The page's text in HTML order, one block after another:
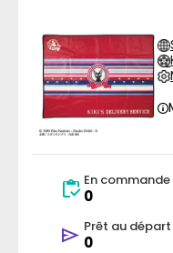
En commande
0
Prêt au départ
0